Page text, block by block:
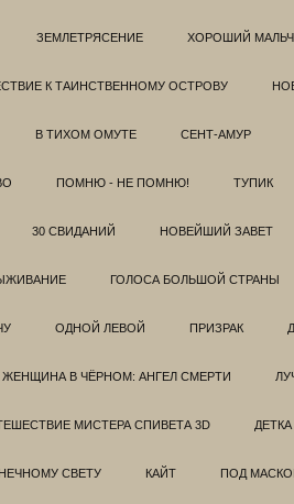
ЗЕМЛЕТРЯСЕНИЕ ХОРОШИЙ
К ТАИНСТВЕННОМУ ОСТРОВУ
В ТИХОМ ОМУТЕ СЕНТ-АМУР
ПОМНЮ - НЕ ПОМНЮ! ТУПИК
30 СВИДАНИЙ НОВЕЙШИЙ ЗАВЕТ
ГОЛОСА БОЛЬШОЙ СТРАНЫ
ОДНОЙ ЛЕВОЙ ПРИЗРАК
ЖЕНЩИНА В ЧЁРНОМ: АНГЕЛ СМЕРТИ
МИСТЕРА СПИВЕТА 3D ДЕТКА
СВЕТУ КАЙТ ПОД